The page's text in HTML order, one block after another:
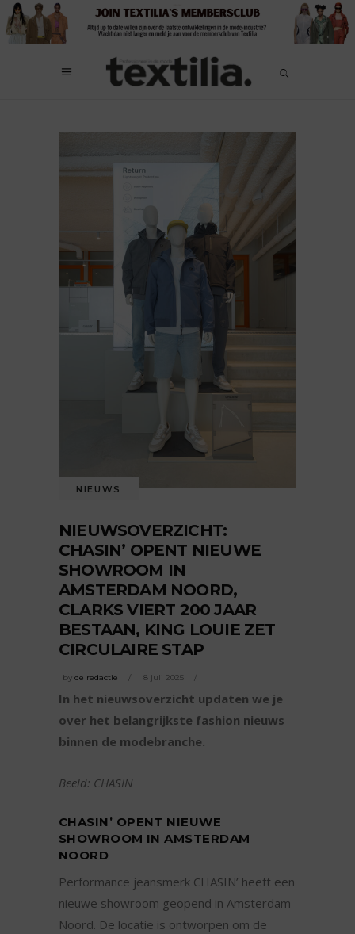
NIEUWS
NIEUWSOVERZICHT:
CHASIN’ OPENT NIEUWE
SHOWROOM IN
AMSTERDAM NOORD,
CLARKS VIERT 200 JAAR
BESTAAN, KING LOUIE ZET
CIRCULAIRE STAP
by de redactie 8 juli 2025
In het nieuwsoverzicht updaten we je
over het belangrijkste fashion nieuws
binnen de modebranche.
Beeld: CHASIN
CHASIN’ OPENT NIEUWE
SHOWROOM IN AMSTERDAM
NOORD
Performance jeansmerk CHASIN’ heeft een
nieuwe showroom geopend in Amsterdam
Noord. De locatie is ontworpen om de